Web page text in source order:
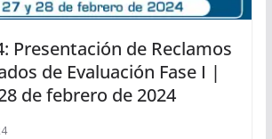
Presentación de Reclamos
de Evaluación Fase I |
de febrero de 2024